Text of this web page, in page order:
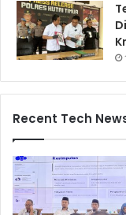
Recent Tech